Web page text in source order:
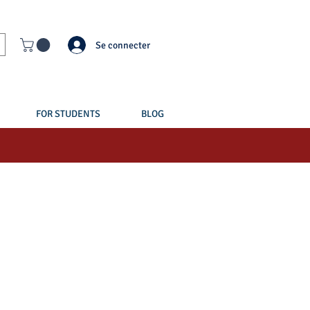
Se connecter
FOR STUDENTS BLOG